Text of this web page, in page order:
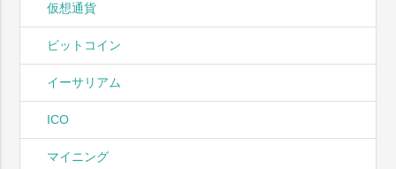
仮想通貨
ビットコイン
イーサリアム
ICO
マイニング